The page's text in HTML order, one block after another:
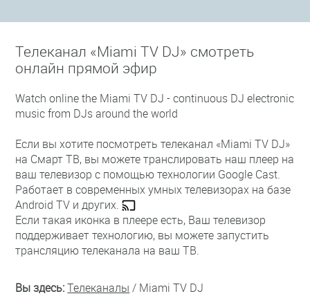
Телеканал «Miami TV DJ» смотреть
онлайн прямой эфир
Watch online the Miami TV DJ - continuous DJ electronic
music from DJs around the world
Если вы хотите посмотреть телеканал «Miami TV DJ»
на Смарт ТВ, вы можете транслировать наш плеер на
ваш телевизор с помощью технологии Google Cast.
Работает в современных умных телевизорах на базе
Android TV и других.
Если такая иконка в плеере есть, Ваш телевизор
поддерживает технологию, вы можете запустить
трансляцию телеканала на ваш ТВ.
Вы здесь: Телеканалы / Miami TV DJ